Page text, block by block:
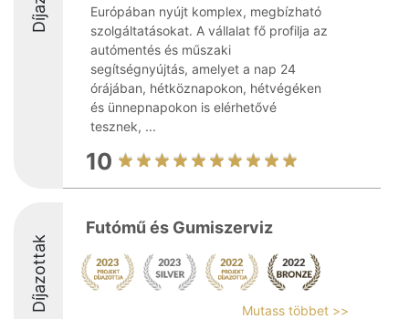
Európában nyújt komplex, megbízható
szolgáltatásokat. A vállalat fő profilja az
autómentés és műszaki
segítségnyújtás, amelyet a nap 24
órájában, hétköznapokon, hétvégéken
és ünnepnapokon is elérhetővé
tesznek, ...
10
Díjazottak
Futómű és Gumiszerviz
Mutass többet >>